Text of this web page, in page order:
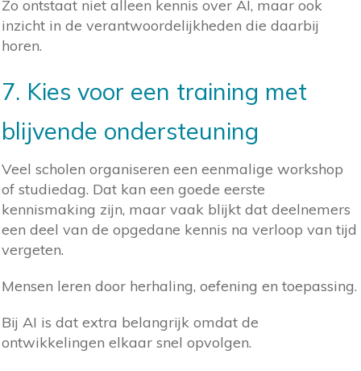
Zo ontstaat niet alleen kennis over AI, maar ook
inzicht in de verantwoordelijkheden die daarbij
horen.
7. Kies voor een training met
blijvende ondersteuning
Veel scholen organiseren een eenmalige workshop
of studiedag. Dat kan een goede eerste
kennismaking zijn, maar vaak blijkt dat deelnemers
een deel van de opgedane kennis na verloop van tijd
vergeten.
Mensen leren door herhaling, oefening en toepassing.
Bij AI is dat extra belangrijk omdat de
ontwikkelingen elkaar snel opvolgen.